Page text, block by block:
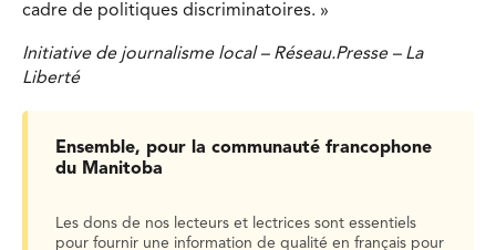
cadre de politiques discriminatoires. »
Initiative de journalisme local – Réseau.Presse – La
Liberté
Ensemble, pour la communauté francophone
du Manitoba
Les dons de nos lecteurs et lectrices sont essentiels
pour fournir une information de qualité en français pour